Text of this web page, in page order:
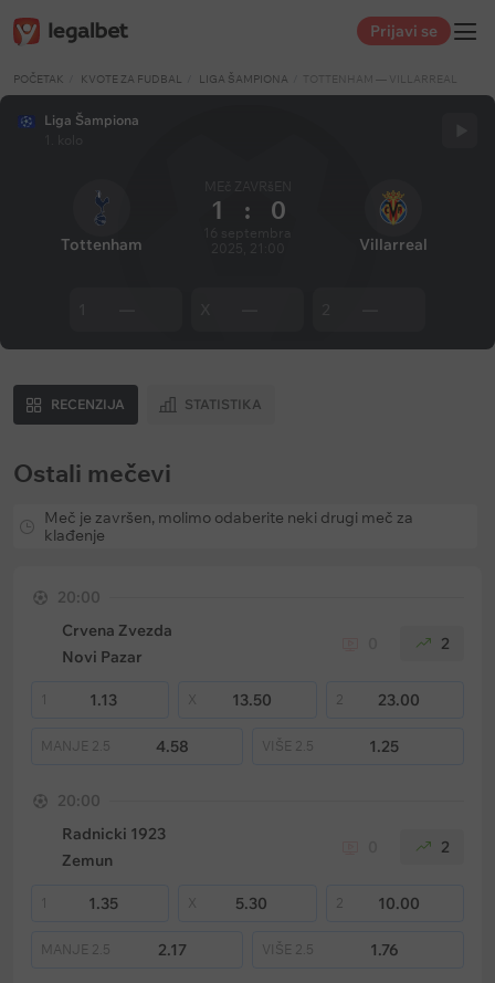
Prijavi se
POČETAK KVOTE ZA FUDBAL LIGA ŠAMPIONA TOTTENHAM — VILLARREAL
Liga Šampiona
Tottenham
MEč ZAVRšEN
1 : 0
Villarreal
RECENZIJA STATISTIKA
Ostali mečevi
Meč je završen, molimo odaberite neki drugi meč za
klađenje
20:00
Crvena Zvezda
Novi Pazar
2
1 1.13 13.50 2 23.00
MANJE 2.5 4.58 VIŠE 2.5 1.25
20:00
Radnicki 1923
Zemun
2
1 1.35 5.30 2 10.00
MANJE 2.5 2.17 VIŠE 2.5 1.76